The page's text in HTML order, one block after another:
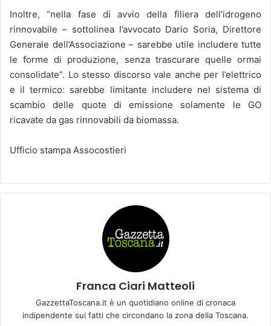
Inoltre, “nella fase di avvio della filiera dell’idrogeno
rinnovabile – sottolinea l’avvocato Dario Soria, Direttore
Generale dell’Associazione – sarebbe utile includere tutte
le forme di produzione, senza trascurare quelle ormai
consolidate”. Lo stesso discorso vale anche per l’elettrico
e il termico: sarebbe limitante includere nel sistema di
scambio delle quote di emissione solamente le GO
ricavate da gas rinnovabili da biomassa.
Ufficio stampa Assocostieri
Franca Ciari Matteoli
GazzettaToscana.it è un quotidiano online di cronaca
indipendente sui fatti che circondano la zona della Toscana.